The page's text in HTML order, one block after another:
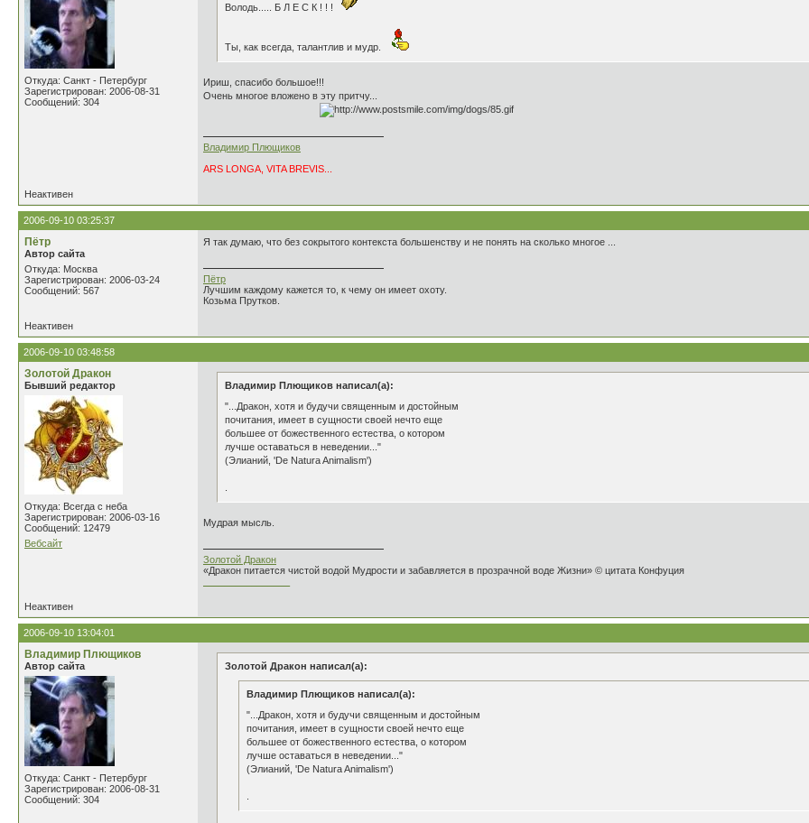
Откуда: Санкт - Петербург
Зарегистрирован: 2006-08-31
Сообщений: 304
Володь..... Б Л Е С К ! ! !
Ты, как всегда, талантлив и мудр.
Ириш, спасибо большое!!!
Очень многое вложено в эту притчу...
Владимир Плющиков
ARS LONGA, VITA BREVIS...
Неактивен
2006-09-10 03:25:37
Пётр
Автор сайта
Откуда: Москва
Зарегистрирован: 2006-03-24
Сообщений: 567
Я так думаю, что без сокрытого контекста большенству и не понять на сколько многое ...
Пётр
Лучшим каждому кажется то, к чему он имеет охоту.
Козьма Прутков.
Неактивен
2006-09-10 03:48:58
Золотой Дракон
Бывший редактор
Откуда: Всегда с неба
Зарегистрирован: 2006-03-16
Сообщений: 12479
Вебсайт
Владимир Плющиков написал(а):
"...Дракон, хотя и будучи священным и достойным
почитания, имеет в сущности своей нечто еще
большее от божественного естества, о котором
лучше оставаться в неведении..."
(Элианий, 'De Natura Animalism')
Мудрая мысль.
Золотой Дракон
«Дракон питается чистой водой Мудрости и забавляется в прозрачной воде Жизни» © цитата Конфуция
Неактивен
2006-09-10 13:04:01
Владимир Плющиков
Автор сайта
Откуда: Санкт - Петербург
Зарегистрирован: 2006-08-31
Сообщений: 304
Золотой Дракон написал(а):
Владимир Плющиков написал(а):
"...Дракон, хотя и будучи священным и достойным
почитания, имеет в сущности своей нечто еще
большее от божественного естества, о котором
лучше оставаться в неведении..."
(Элианий, 'De Natura Animalism')